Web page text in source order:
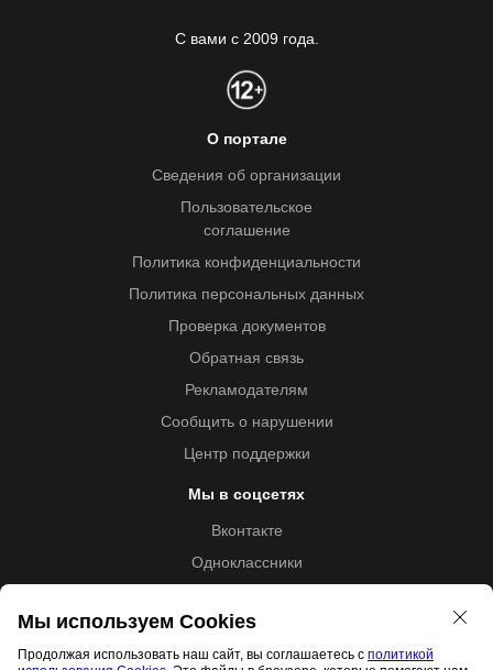
С вами с 2009 года.
О портале
Сведения об организации
Пользовательское
соглашение
Политика конфиденциальности
Политика персональных данных
Проверка документов
Обратная связь
Рекламодателям
Сообщить о нарушении
Центр поддержки
Мы в соцсетях
Вконтакте
Одноклассники
Мы используем Cookies
Продолжая использовать наш сайт, вы соглашаетесь с политикой